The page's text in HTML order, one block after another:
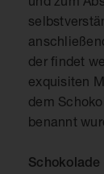
der findet
exquisiten
dem
benannt